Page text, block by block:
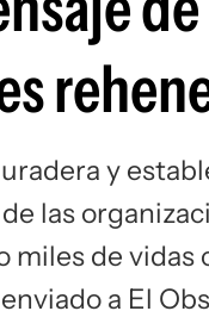
y
las
miles de vidas
a El